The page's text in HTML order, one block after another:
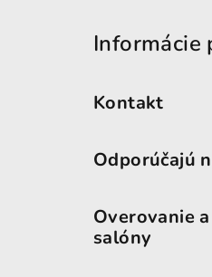
Informácie
Kontakt
Odporúčajú
Overovanie
salóny